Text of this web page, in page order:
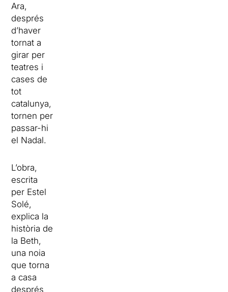
Ara,
després
d’haver
tornat a
girar per
teatres i
cases de
tot
catalunya,
tornen per
passar-hi
el Nadal.
L’obra,
escrita
per Estel
Solé,
explica la
història de
la Beth,
una noia
que torna
a casa
després